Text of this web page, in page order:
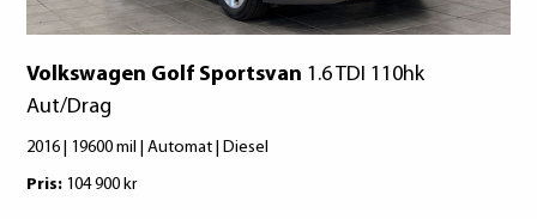
Volkswagen Golf Sportsvan 1.6 TDI 110hk
Aut/Drag
2016 | 19600 mil | Automat | Diesel
Pris: 104 900 kr